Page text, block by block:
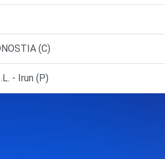
(C)
- Irun (P)